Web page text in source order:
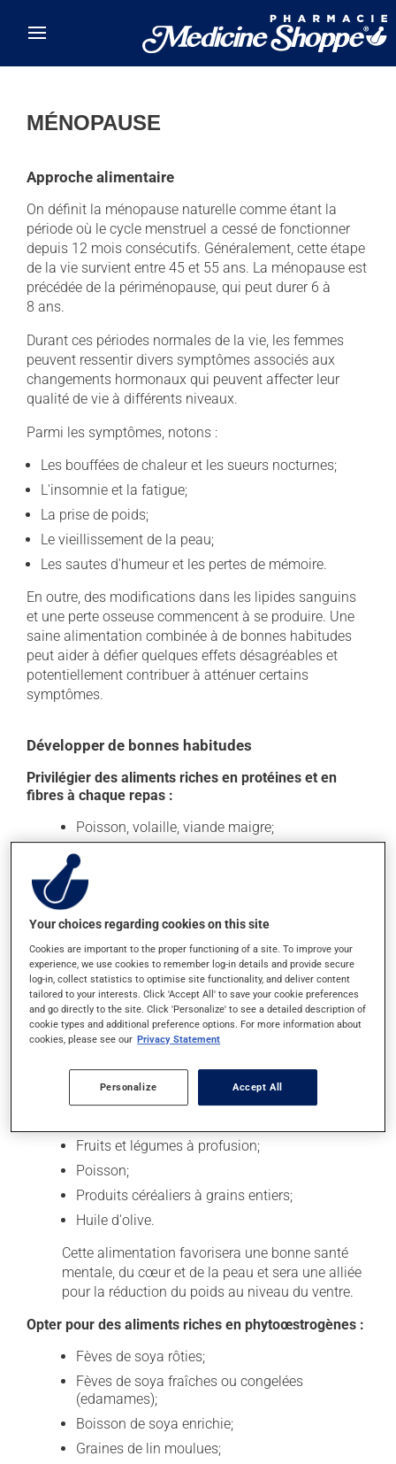
MÉNOPAUSE
Approche alimentaire
On définit la ménopause naturelle comme étant la
période où le cycle menstruel a cessé de fonctionner
depuis 12 mois consécutifs. Généralement, cette étape
de la vie survient entre 45 et 55 ans. La ménopause est
précédée de la périménopause, qui peut durer 6 à
8 ans.
Durant ces périodes normales de la vie, les femmes
peuvent ressentir divers symptômes associés aux
changements hormonaux qui peuvent affecter leur
qualité de vie à différents niveaux.
Parmi les symptômes, notons :
Les bouffées de chaleur et les sueurs nocturnes;
L'insomnie et la fatigue;
La prise de poids;
Le vieillissement de la peau;
Les sautes d'humeur et les pertes de mémoire.
En outre, des modifications dans les lipides sanguins
et une perte osseuse commencent à se produire. Une
saine alimentation combinée à de bonnes habitudes
peut aider à défier quelques effets désagréables et
potentiellement contribuer à atténuer certains
symptômes.
Développer de bonnes habitudes
Privilégier des aliments riches en protéines et en
fibres à chaque repas :
Poisson, volaille, viande maigre;
Légumineuses, tofu, œufs;
Produits laitiers faibles en gras;
Produits céréaliers à grains entiers;
Fruits et légumes;
Noix.
En raison du métabolisme qui ralentit (le nombre
de calories brûlées au repos diminue), une légère
prise de poids (en moyenne entre 2 et 4 kg ou
5 et 9 livres) peut être observée. Ces aliments
le grignotage et préserver la masse musculaire.
Fruits et légumes à profusion;
Poisson;
Produits céréaliers à grains entiers;
Huile d'olive.
Cette alimentation favorisera une bonne santé
mentale, du cœur et de la peau et sera une alliée
pour la réduction du poids au niveau du ventre.
Opter pour des aliments riches en phytoœstrogènes :
Fèves de soya rôties;
Fèves de soya fraîches ou congelées
(edamames);
Boisson de soya enrichie;
Graines de lin moulues;
Your choices regarding cookies on this site
Cookies are important to the proper functioning of a site. To improve your
experience, we use cookies to remember log-in details and provide secure
log-in, collect statistics to optimise site functionality, and deliver content
tailored to your interests. Click 'Accept All' to save your cookie preferences
and go directly to the site. Click 'Personalize' to see a detailed description of
cookie types and additional preference options. For more information about
cookies, please see our Privacy Statement
Personalize Accept All